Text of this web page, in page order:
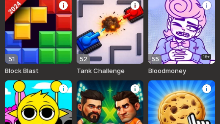
51
Block Blast
52
Tank Challenge
55 16+
Bloodmoney